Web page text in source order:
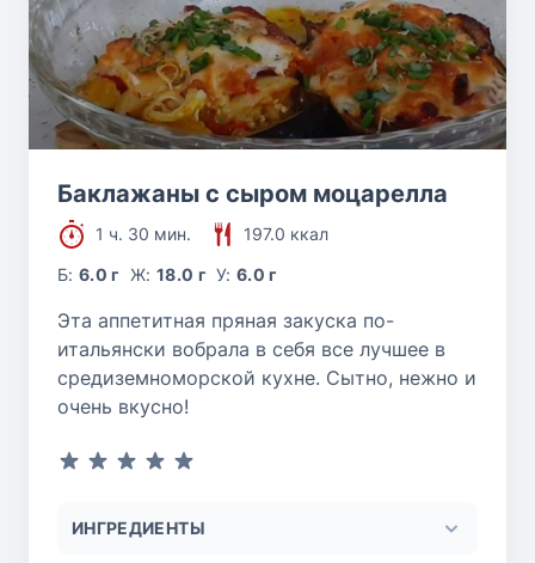
Баклажаны с сыром моцарелла
1 ч. 30 мин.
197.0 ккал
Б:6.0 г Ж: 18.0 г У:6.0 г
Эта аппетитная пряная закуска по-
итальянски вобрала в себя все лучшее в
средиземноморской кухне. Сытно, нежно и
очень вкусно!
ИНГРЕДИЕНТЫ